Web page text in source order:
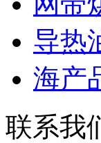
导热
海产
联系我